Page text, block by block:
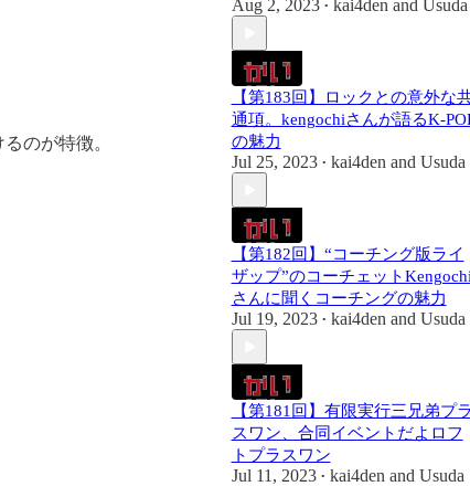
のが特徴。
Aug 2, 2023 • kai4den and Usuda
【第183回】ロックとの意外な
通項。kengochiさんが語るK-
の魅力
Jul 25, 2023 • kai4den and Usuda
【第182回】“コーチング版ライ
ザップ”のコーチェット
さんに聞くコーチングの魅力
Jul 19, 2023 • kai4den and Usuda
【第181回】有限実行三兄弟プ
スワン、合同イベントだよロフ
トプラスワン
Jul 11, 2023 • kai4den and Usuda